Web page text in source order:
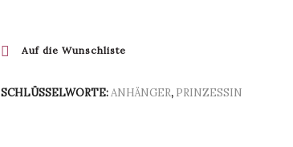
Auf die Wunschliste
SCHLÜSSELWORTE:ANHÄNGER, PRINZESSIN